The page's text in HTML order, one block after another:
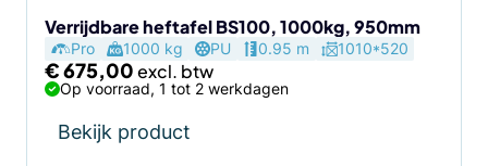
Verrijdbare heftafel BS100, 1000kg, 950mm
Pro 1000 kg PU 0.95 m 1010*520
€675,00
Op voorraad, 1 tot 2 werkdagen
Bekijk product